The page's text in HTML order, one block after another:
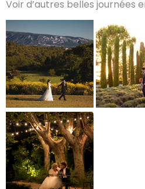
Voir d’autres belles journées